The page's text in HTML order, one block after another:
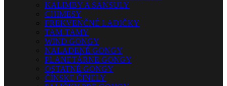
KALIMBY A SANSULY
CHIMESY
FREKVENČNÉ LADIČKY
TAM-TAMY
WIND GONGY
NALADENÉ GONGY
PLANETÁRNE GONGY
OSTATNÉ GONGY
ČÍNSKE ČINELY